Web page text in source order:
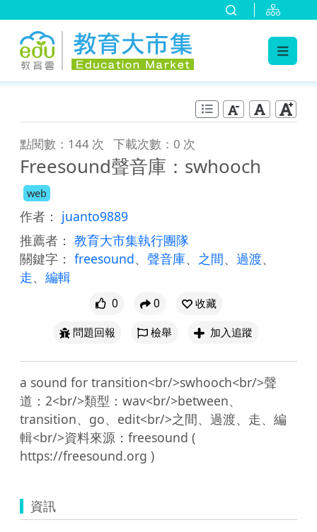
點閱數：144 次 下載次數：0 次
Freesound聲音庫：swhooch
web
作者： juanto9889
推薦者： 教育大市集執行團隊
關鍵字： freesound、 聲音庫、 之間、 過渡、
走、 編輯
0 0
收藏
問題回報
檢舉 加入追蹤
a sound for transition<br/>swhooch<br/>聲
道：2<br/>類型：wav<br/>between、
transition、go、edit<br/>之間、過渡、走、編
輯<br/>資料來源：freesound (
資訊